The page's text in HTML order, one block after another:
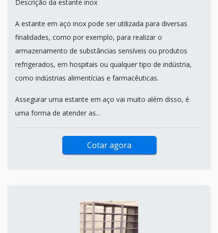
Descrição da estante inox
A estante em aço inox pode ser utilizada para diversas
finalidades, como por exemplo, para realizar o
armazenamento de substâncias sensíveis ou produtos
refrigerados, em hospitais ou qualquer tipo de indústria,
como indústrias alimentícias e farmacêuticas.
Assegurar uma estante em aço vai muito além disso, é
uma forma de atender as...
Cotar agora